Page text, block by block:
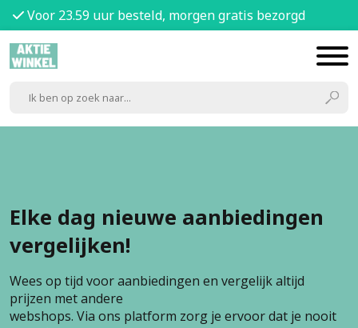
Voor 23.59 uur besteld, morgen gratis bezorgd
Elke dag nieuwe aanbiedingen
vergelijken!
Wees op tijd voor aanbiedingen en vergelijk altijd
prijzen met andere
webshops. Via ons platform zorg je ervoor dat je nooit